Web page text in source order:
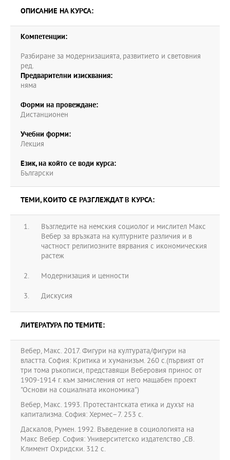
ОПИСАНИЕ НА КУРСА:
Компетенции:
Разбиране за модернизацията, развитието и световния
ред.
Предварителни изисквания:
няма
Форми на провеждане:
Дистанционен
Учебни форми:
Лекция
Език, на който се води курса:
Български
ТЕМИ, КОИТО СЕ РАЗГЛЕЖДАТ В КУРСА:
Възгледите на немския социолог и мислител Макс
Вебер за връзката на културните различия и в
частност религиозните вярвания с икономическия
растеж
Модернизация и ценности
Дискусия
ЛИТЕРАТУРА ПО ТЕМИТЕ:
Вебер, Макс. 2017. Фигури на културата/фигури на
властта. София: Критика и хуманизъм. 260 с.(първият от
три тома ръкописи, представящи Веберовия принос от
1909-1914 г. към замисления от него мащабен проект
"Основи на социалната икономика")
Вебер, Макс. 1993. Протестантската етика и духът на
капитализма. София: Хермес–7. 253 с.
Даскалов, Румен. 1992. Въведение в социологията на
Макс Вебер. София: Университетско издателство „СВ.
Климент Охридски. 312 с.